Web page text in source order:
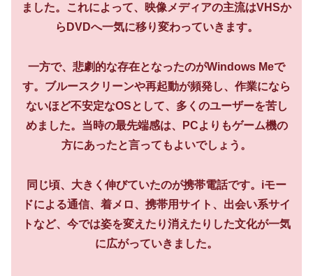
ました。これによって、映像メディアの主流はVHSか
らDVDへ一気に移り変わっていきます。
一方で、悲劇的な存在となったのがWindows Meで
す。ブルースクリーンや再起動が頻発し、作業になら
ないほど不安定なOSとして、多くのユーザーを苦し
めました。当時の最先端感は、PCよりもゲーム機の
方にあったと言ってもよいでしょう。
同じ頃、大きく伸びていたのが携帯電話です。iモー
ドによる通信、着メロ、携帯用サイト、出会い系サイ
トなど、今では姿を変えたり消えたりした文化が一気
に広がっていきました。